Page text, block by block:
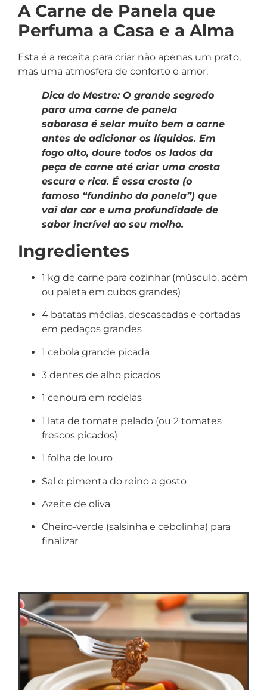
A Carne de Panela que
Perfuma a Casa e a Alma
Esta é a receita para criar não apenas um prato,
mas uma atmosfera de conforto e amor.
Dica do Mestre: O grande segredo
para uma carne de panela
saborosa é selar muito bem a carne
antes de adicionar os líquidos. Em
fogo alto, doure todos os lados da
peça de carne até criar uma crosta
escura e rica. É essa crosta (o
famoso “fundinho da panela”) que
vai dar cor e uma profundidade de
sabor incrível ao seu molho.
Ingredientes
1 kg de carne para cozinhar (músculo, acém
ou paleta em cubos grandes)
4 batatas médias, descascadas e cortadas
em pedaços grandes
1 cebola grande picada
3 dentes de alho picados
1 cenoura em rodelas
1 lata de tomate pelado (ou 2 tomates
frescos picados)
1 folha de louro
Sal e pimenta do reino a gosto
Azeite de oliva
Cheiro-verde (salsinha e cebolinha) para
finalizar